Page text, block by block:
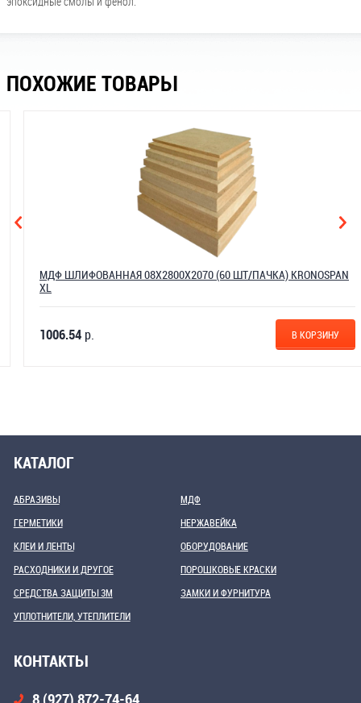
ПОХОЖИЕ ТОВАРЫ
МДФ ШЛИФОВАННАЯ 08Х2800Х2070 (60 ШТ/ПАЧКА) KRONOSPAN
1006.54р. В КОРЗИНУ
КАТАЛОГ
АБРАЗИВЫ
ГЕРМЕТИКИ
КЛЕИ И ЛЕНТЫ
МДФ
НЕРЖАВЕЙКА
ОБОРУДОВАНИЕ
РАСХОДНИКИ И ДРУГОЕ
СРЕДСТВА ЗАЩИТЫ 3М
УПЛОТНИТЕЛИ, УТЕПЛИТЕЛИ
ПОРОШКОВЫЕ КРАСКИ
ЗАМКИ И ФУРНИТУРА
КОНТАКТЫ
8 (927) 872-74-64